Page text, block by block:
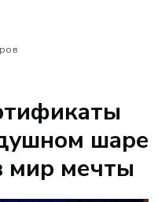
шаре
мир мечты